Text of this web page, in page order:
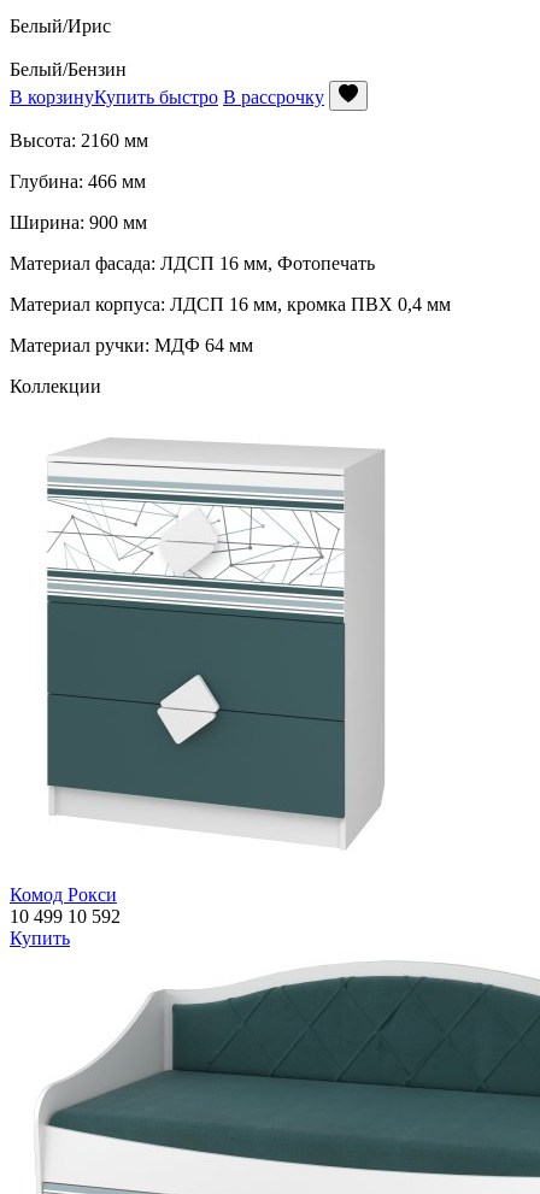
Белый/Ирис
Белый/Бензин
В корзинуКупить быстро В рассрочку
Высота: 2160 мм
Глубина: 466 мм
Ширина: 900 мм
Материал фасада: ЛДСП 16 мм, Фотопечать
Материал корпуса: ЛДСП 16 мм, кромка ПВХ 0,4 мм
Материал ручки: МДФ 64 мм
Коллекции
Комод Рокси
10 499 10 592
Купить